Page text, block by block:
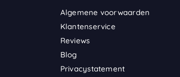
Algemene voorwaarden
Klantenservice
Reviews
Blog
Privacystatement